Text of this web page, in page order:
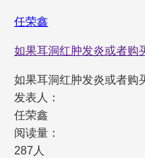
任荣鑫
如果耳洞红肿发炎或者购
如果耳洞红肿发炎或者购
发表人：
任荣鑫
阅读量：
287人